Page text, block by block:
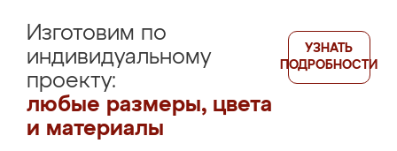
Изготовим по
индивидуальному
проекту:
любые размеры, цвета
и материалы
УЗНАТЬ
ПОДРОБНОСТИ